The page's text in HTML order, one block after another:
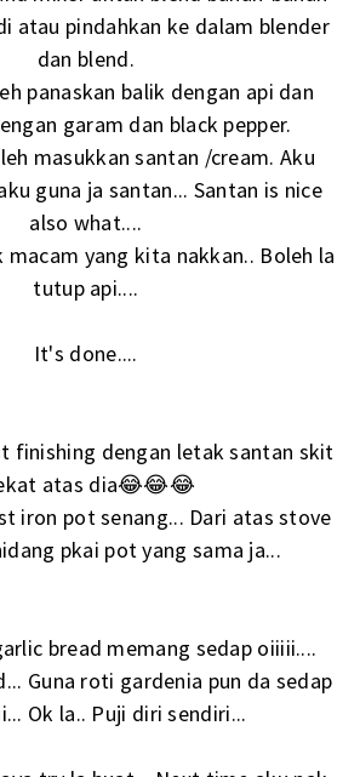
atau pindahkan ke dalam blender
dan blend.
panaskan balik dengan api dan
garam dan black pepper.
masukkan santan /cream. Aku
guna ja santan... Santan is nice
also what....
macam yang kita nakkan.. Boleh la
tutup api....
It's done....
finishing dengan letak santan skit
atas dia😂😂😂
iron pot senang... Dari atas stove
pkai pot yang sama ja...
bread memang sedap oiiiii....
Guna roti gardenia pun da sedap
Ok la.. Puji diri sendiri...